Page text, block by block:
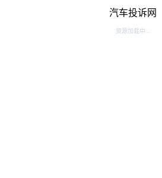
汽车投诉网
资源加载中...